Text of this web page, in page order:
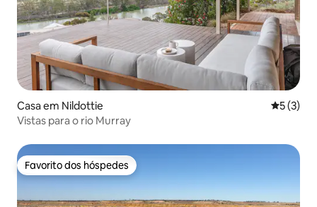
Casa em Nildottie
5 (3)
Vistas para o rio Murray
Favorito dos hóspedes
Favorito dos hóspedes